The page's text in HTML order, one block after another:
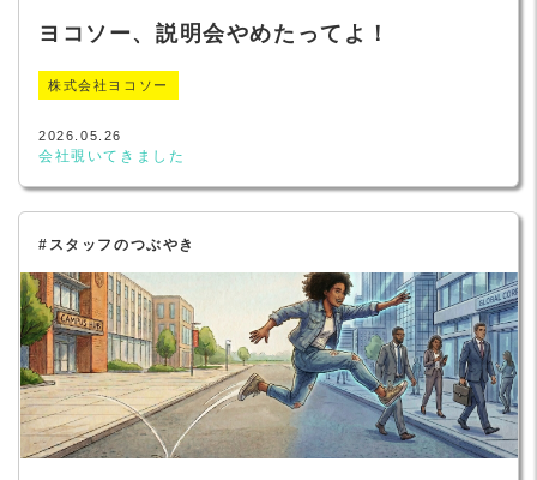
ヨコソー、説明会やめたってよ！
株式会社ヨコソー
2026.05.26
会社覗いてきました
#スタッフのつぶやき